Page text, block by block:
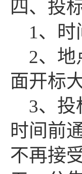
四、投
1、时
2、地
面开标
3、投
时间前
不再接